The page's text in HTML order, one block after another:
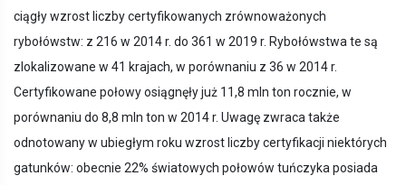
ciągły wzrost liczby certyfikowanych zrównoważonych
rybołówstw: z 216 w 2014 r. do 361 w 2019 r. Rybołówstwa te są
zlokalizowane w 41 krajach, w porównaniu z 36 w 2014 r.
Certyfikowane połowy osiągnęły już 11,8 mln ton rocznie, w
porównaniu do 8,8 mln ton w 2014 r. Uwagę zwraca także
odnotowany w ubiegłym roku wzrost liczby certyfikacji niektórych
gatunków: obecnie 22% światowych połowów tuńczyka posiada